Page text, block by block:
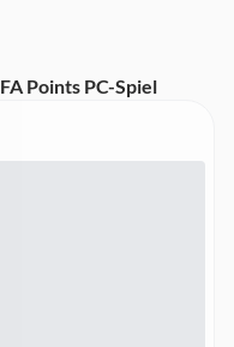
Points PC-Spiel